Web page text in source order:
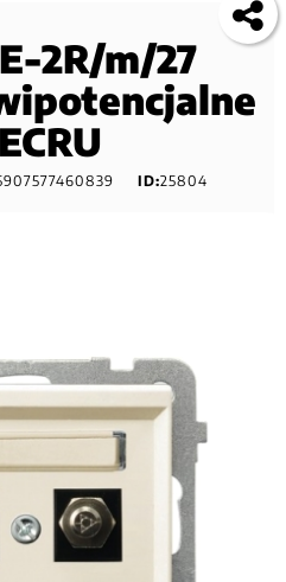
2R/m/27
ID:25804